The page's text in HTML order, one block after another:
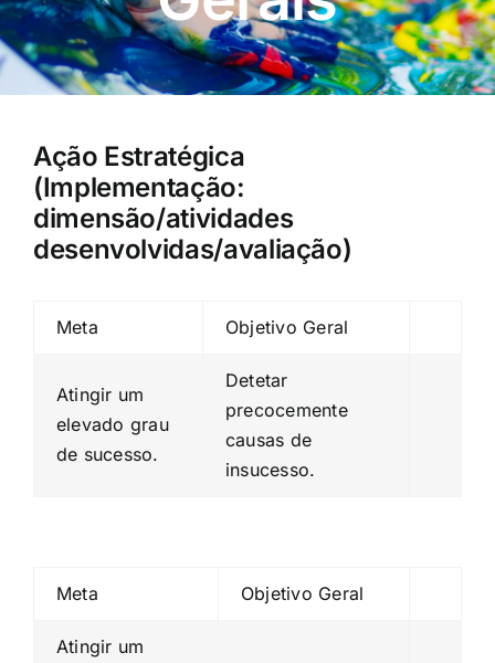
Ação Estratégica
(Implementação:
dimensão/atividades
desenvolvidas/avaliação)
Meta Objetivo Geral
Atingir um
elevado grau
de sucesso.
Detetar
precocemente
causas de
insucesso.
Meta Objetivo Geral
Atingir um